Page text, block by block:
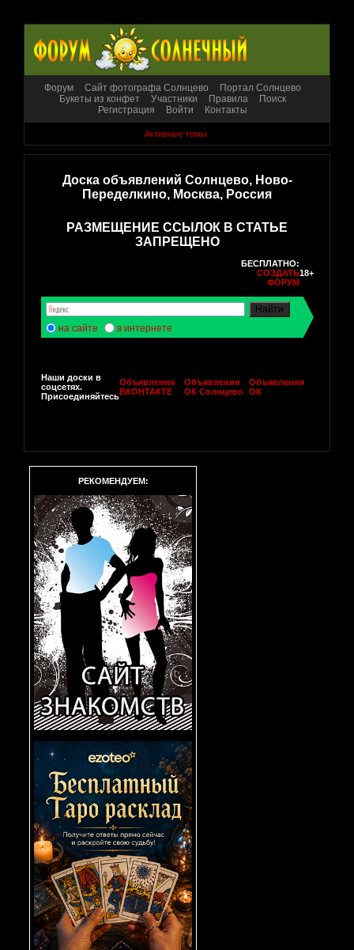
Форум Сайт фотографа Солнцево
Портал Солнцево
Букеты из конфет
Участники Правила
Поиск
Регистрация
Войти Контакты
Активные темы
Доска объявлений Солнцево, Ново-
Переделкино, Москва, Россия
РАЗМЕЩЕНИЕ ССЫЛОК В СТАТЬЕ
ЗАПРЕЩЕНО
БЕСПЛАТНО:
СОЗДАТЬ
ФОРУМ
18+
на сайте в интернете
Наши доски в
соцсетях.
Присоединяйтесь
Объявления
ВКОНТАКТЕ
Объявления
ОК Солнцево
Объявления
ОК
РЕКОМЕНДУЕМ: